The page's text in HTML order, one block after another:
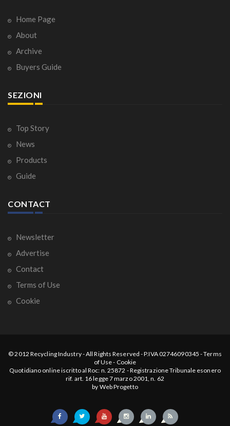
Home Page
About
Archive
Buyers Guide
SEZIONI
Top Story
News
Products
Guide
CONTACT
Newsletter
Advertise
Contact
Terms of Use
Cookie
© 2012 Recycling Industry-All Rights Reserved - P.IVA 02746090345 -Terms
of Use- Cookie
Quotidiano online iscritto al Roc: n. 25872 - Registrazione Tribunale esonero
rif. art. 16 legge 7 marzo 2001, n. 62
by Web Progetto